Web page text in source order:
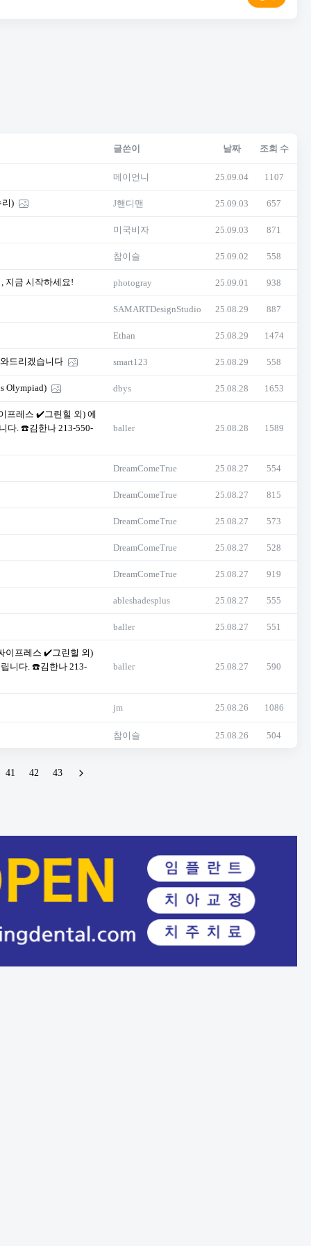
글쓴이 날짜 조회 수
메이언니 25.09.04 1107
리) J핸디맨 25.09.03 657
미국비자 25.09.03 871
참이슬 25.09.02 558
지금 시작하세요! photogray 25.09.01 938
SAMARTDesignStudio 25.08.29 887
Ethan 25.08.29 1474
드리겠습니다 smart123 25.08.29 558
Olympiad) dbys 25.08.28 1653
프레스 ✔️그린힐 외) 에
다. ☎️김한나 213-550-
baller 25.08.28 1589
DreamComeTrue 25.08.27 554
DreamComeTrue 25.08.27 815
DreamComeTrue 25.08.27 573
DreamComeTrue 25.08.27 528
DreamComeTrue 25.08.27 919
ableshadesplus 25.08.27 555
baller 25.08.27 551
이프레스 ✔️그린힐 외)
니다. ☎️김한나 213-
baller 25.08.27 590
jm 25.08.26 1086
참이슬 25.08.26 504
41 42 43